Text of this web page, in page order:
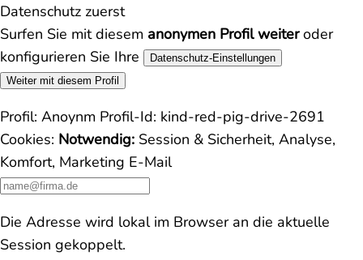
Datenschutz zuerst
Surfen Sie mit diesem anonymen Profil weiteroder
konfigurieren Sie Ihre
Datenschutz-Einstellungen
Weiter mit diesem Profil
Profil: Anoynm Profil-Id: kind-red-pig-drive-2691
Cookies: Notwendig: Session & Sicherheit, Analyse,
Komfort, Marketing E-Mail
Die Adresse wird lokal im Browser an die aktuelle
Session gekoppelt.